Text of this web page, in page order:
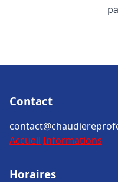
Contact
Accueil Informations
Horaires